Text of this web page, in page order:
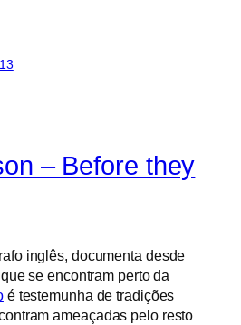
– Before they
inglês, documenta desde
se encontram perto da
é testemunha de tradições
ameaçadas pelo resto